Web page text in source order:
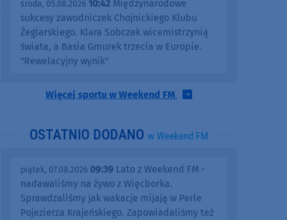
środa, 05.08.2026 10:42 Międzynarodowe
sukcesy zawodniczek Chojnickiego Klubu
Żeglarskiego. Klara Sobczak wicemistrzynią
świata, a Basia Gmurek trzecia w Europie.
"Rewelacyjny wynik"
Więcej sportu w Weekend FM
OSTATNIO DODANO w Weekend FM
piątek, 07.08.2026 09:39 Lato z Weekend FM -
nadawaliśmy na żywo z Więcborka.
Sprawdzaliśmy jak wakacje mijają w Perle
Pojezierza Krajeńskiego. Zapowiadaliśmy też